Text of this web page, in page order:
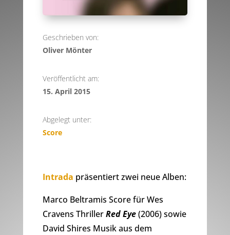
Geschrieben von:
Oliver Mönter
Veröffentlicht am:
15. April 2015
Abgelegt unter:
Score
Intrada präsentiert zwei neue Alben:
Marco Beltramis Score für Wes
Cravens ThrillerRed Eye(2006) sowie
David Shires Musik aus dem